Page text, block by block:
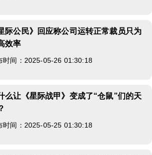
际公民》回应称公司运转正常裁员只为
效率
时间：2025-05-26 01:30:18
么让《星际战甲》变成了“仓鼠”们的天
时间：2025-05-25 01:30:18